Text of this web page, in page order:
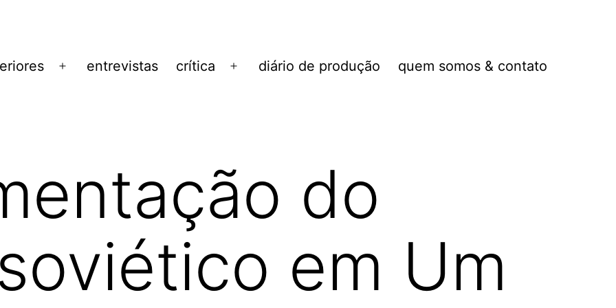
Abrir
entrevistas crítica
Abrir
diário de produção quem somos & contato
do
em Um